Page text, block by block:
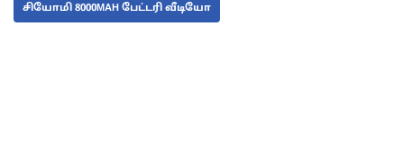
சியோமி 8000MAH பேட்டரி வீடியோ